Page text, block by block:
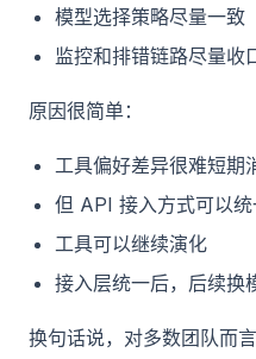
模型选择策略尽量一致
监控和排错链路尽量收
原因很简单：
工具偏好差异很难短期
但 API 接入方式可以
工具可以继续演化
接入层统一后，后续换
换句话说，对多数团队而